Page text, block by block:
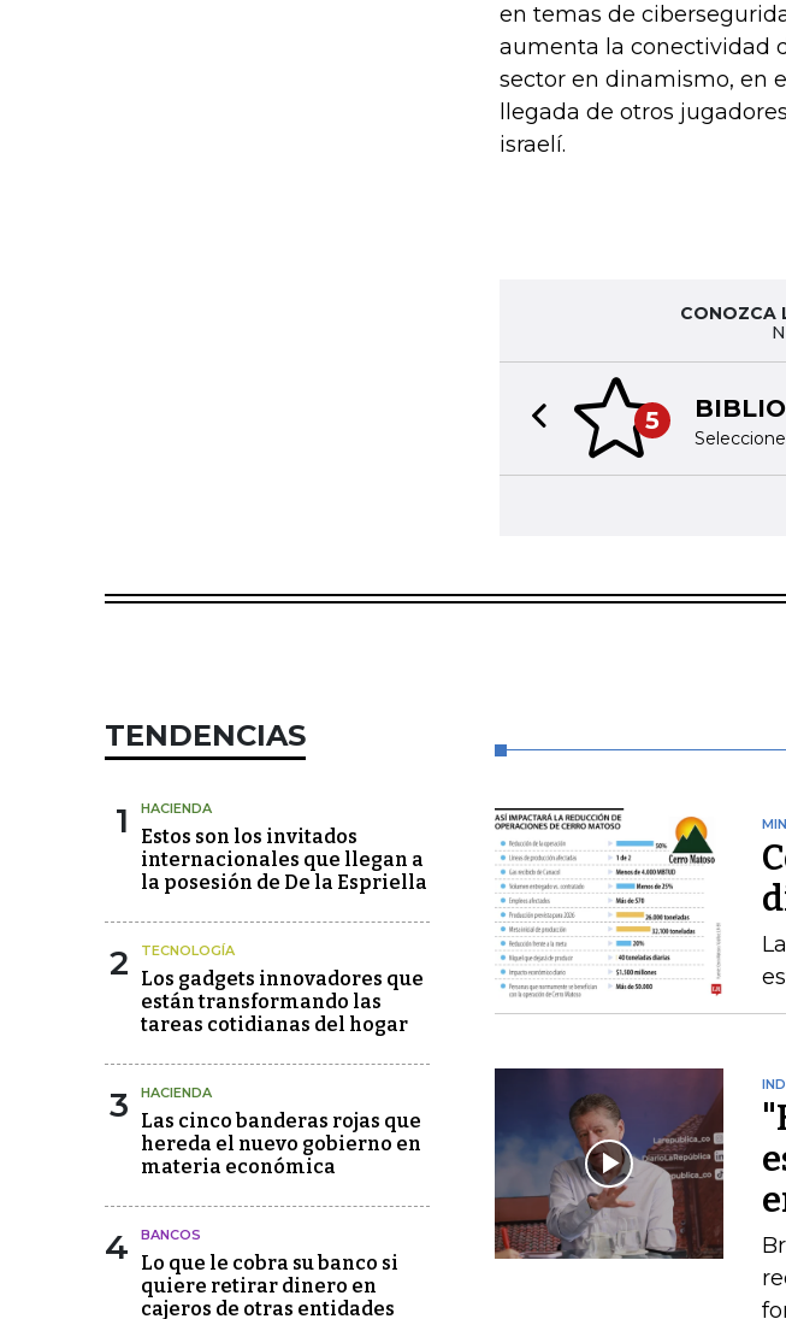
en temas de
aumenta la conectividad
sector en dinamismo, en
llegada de otros
israelí.
CONOZCA
5
Previous slide
TENDENCIAS
1 HACIENDA
Estos son los invitados
internacionales que llegan a
la posesión de De la Espriella
2 TECNOLOGÍA
Los gadgets innovadores que
están transformando las
tareas cotidianas del hogar
3 HACIENDA
Las cinco banderas rojas que
hereda el nuevo gobierno en
materia económica
4 BANCOS
Lo que le cobra su banco si
quiere retirar dinero en
cajeros de otras entidades